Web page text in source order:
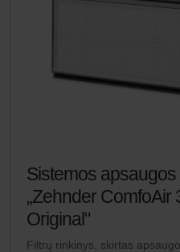
Sistemos apsaugos
„Zehnder ComfoAir
Original"
Filtrų rinkinys, skirtas